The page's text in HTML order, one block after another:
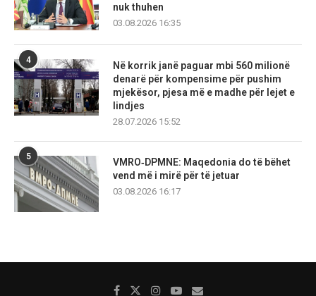
nuk thuhen
03.08.2026 16:35
4
Në korrik janë paguar mbi 560 milionë
denarë për kompensime për pushim
mjekësor, pjesa më e madhe për lejet e
lindjes
28.07.2026 15:52
5
VMRO‑DPMNE: Maqedonia do të bëhet
vend më i mirë për të jetuar
03.08.2026 16:17